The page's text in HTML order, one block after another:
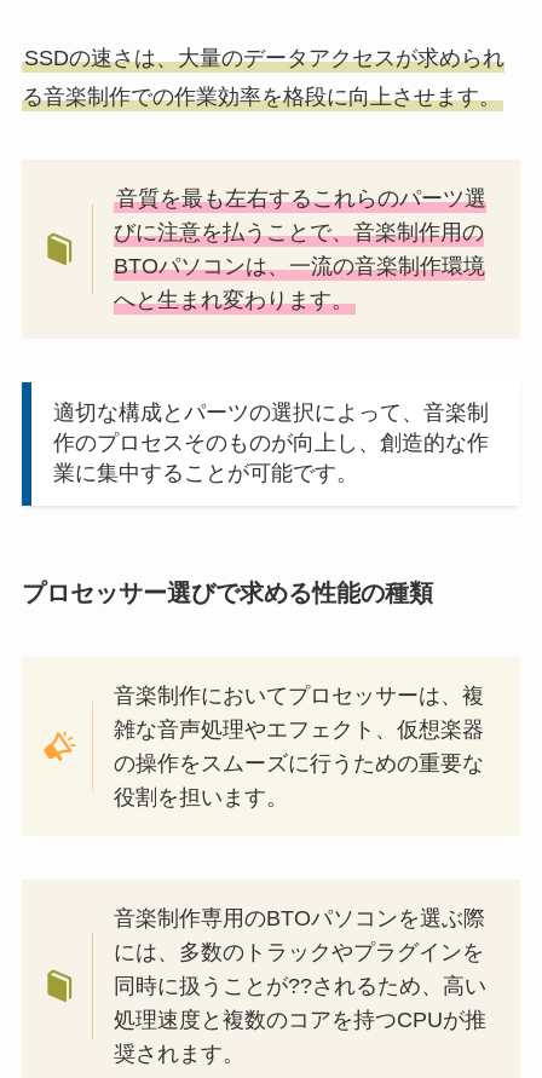
SSDの速さは、大量のデータアクセスが求められ
る音楽制作での作業効率を格段に向上させます。
音質を最も左右するこれらのパーツ選
びに注意を払うことで、音楽制作用の
BTOパソコンは、一流の音楽制作環境
へと生まれ変わります。
適切な構成とパーツの選択によって、音楽制
作のプロセスそのものが向上し、創造的な作
業に集中することが可能です。
プロセッサー選びで求める性能の種類
音楽制作においてプロセッサーは、複
雑な音声処理やエフェクト、仮想楽器
の操作をスムーズに行うための重要な
役割を担います。
音楽制作専用のBTOパソコンを選ぶ際
には、多数のトラックやプラグインを
同時に扱うことが??されるため、高い
処理速度と複数のコアを持つCPUが推
奨されます。